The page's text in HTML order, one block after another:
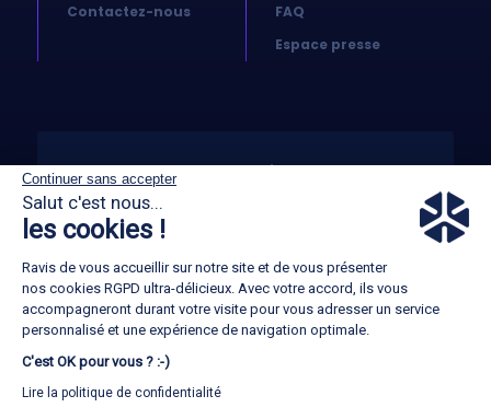
Continuer sans accepter
Salut c'est nous...
les cookies !
Ravis de vous accueillir sur notre site et de vous présenter
nos cookies RGPD ultra-délicieux. Avec votre accord, ils vous
accompagneront durant votre visite pour vous adresser un service
personnalisé et une expérience de navigation optimale.
C'est OK pour vous ? :-)
Lire la politique de confidentialité
Contactez-nous
FAQ
Espace presse
© 2026 Koovea. All right reserved
GTC
Mentions légales